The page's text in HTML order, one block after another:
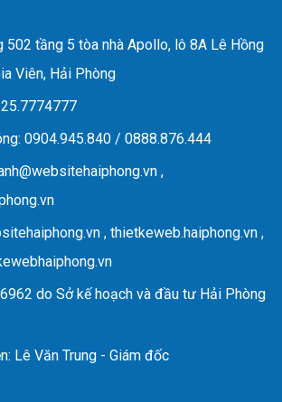
502 tầng 5 tòa nhà Apollo, lô 8A Lê Hồng
Viên, Hải Phòng
: 0904.945.840 / 0888.876.444
,
, thietkeweb.haiphong.vn ,
do Sở kế hoạch và đầu tư Hải Phòng
: Lê Văn Trung - Giám đốc